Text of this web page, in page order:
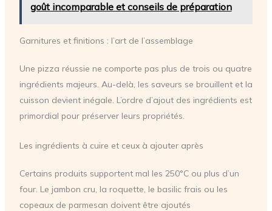
goût incomparable et conseils de préparation
Garnitures et finitions : l’art de l’assemblage
Une pizza réussie ne comporte pas plus de trois ou quatre
ingrédients majeurs. Au-delà, les saveurs se brouillent et la
cuisson devient inégale. L’ordre d’ajout des ingrédients est
primordial pour préserver leurs propriétés.
Les ingrédients à cuire et ceux à ajouter après
Certains produits supportent mal les 250°C ou plus d’un
four. Le jambon cru, la roquette, le basilic frais ou les
copeaux de parmesan doivent être ajoutés